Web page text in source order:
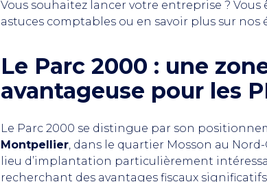
Vous souhaitez lancer votre entreprise ?
astuces comptables ou en savoir plus sur nos
Le Parc 2000 : une
avantageuse pour les
Le Parc 2000 se distingue par son
Montpellier, dans le quartier Mosson au
lieu d’implantation particulièrement
recherchant des avantages fiscaux